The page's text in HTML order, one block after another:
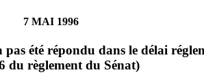
7 MAI 1996
été répondu dans le délai
du règlement du Sénat)